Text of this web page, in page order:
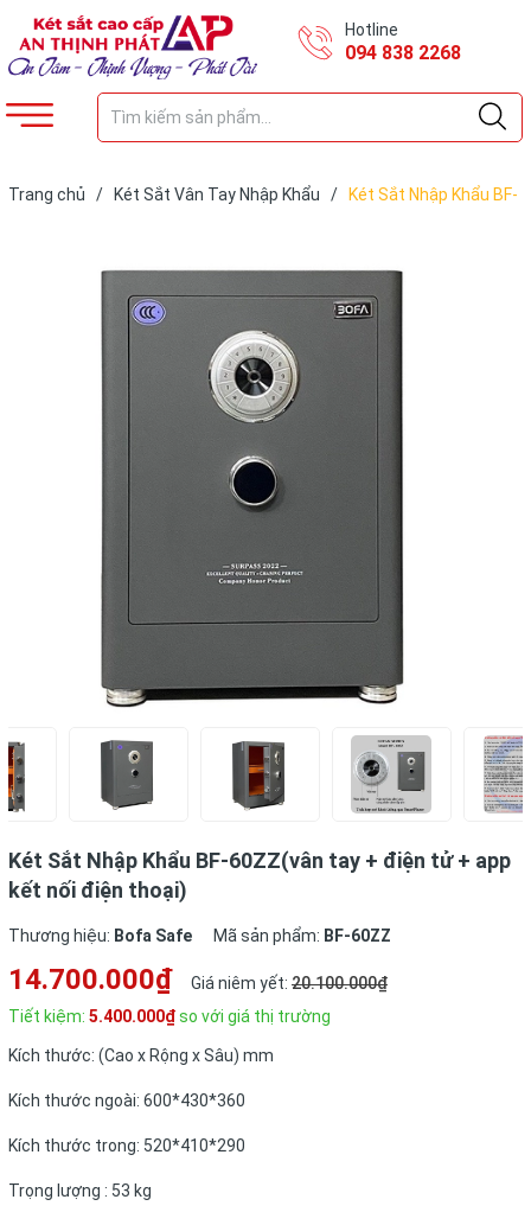
Hotline
094 838 2268
Trang chủ / Két Sắt Vân Tay Nhập Khẩu /
Két Sắt Nhập Khẩu BF-
Két Sắt Nhập Khẩu BF-60ZZ(vân tay + điện tử + app
kết nối điện thoại)
Thương hiệu: Bofa Safe Mã sản phẩm: BF-60ZZ
14.700.000₫ Giá niêm yết: 20.100.000₫
Tiết kiệm: 5.400.000₫so với giá thị trường
Kích thước: (Cao x Rộng x Sâu) mm
Kích thước ngoài: 600*430*360
Kích thước trong: 520*410*290​​​​​​​​​​​​​​
Trọng lượng : 53 kg